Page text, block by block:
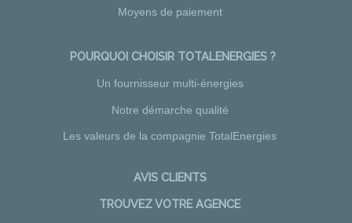
Moyens de paiement
POURQUOI CHOISIR TOTALENERGIES ?
Un fournisseur multi-énergies
Notre démarche qualité
Les valeurs de la compagnie TotalEnergies
AVIS CLIENTS
TROUVEZ VOTRE AGENCE